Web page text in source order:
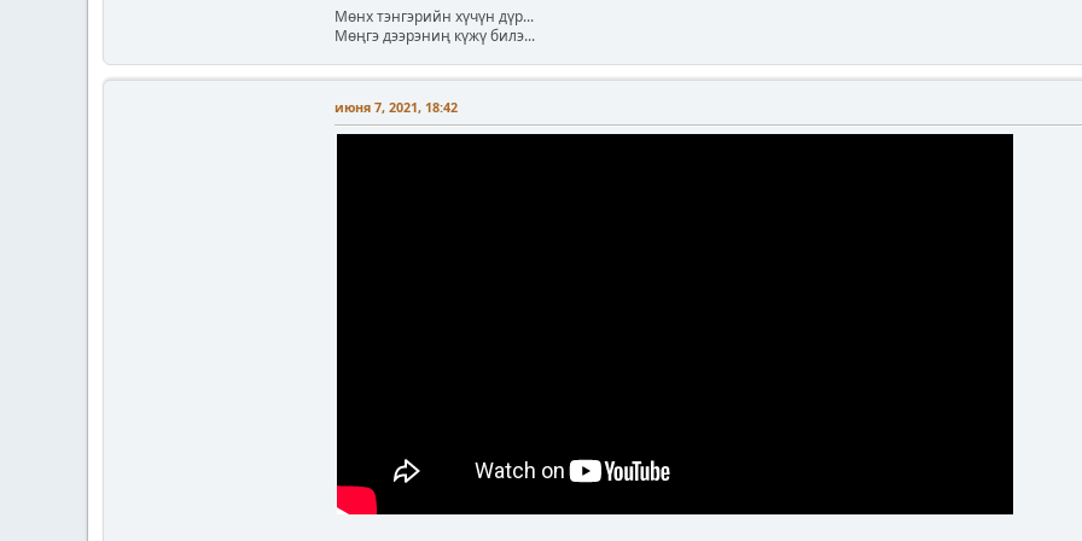
Мөнх тэнгэрийн хүчүн дүр...
Мөңгэ дээрэниң күжү билэ...
июня 7, 2021, 18:42